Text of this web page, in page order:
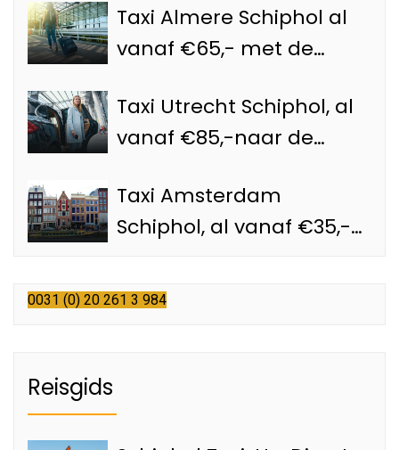
Taxi Almere Schiphol al
vanaf €65,- met de
Taxi Utrecht Schiphol, al
vanaf €85,-naar de
Taxi Amsterdam
Schiphol, al vanaf €35,-
Schiphol taxi
0031 (0) 20 261 3 984
Reisgids